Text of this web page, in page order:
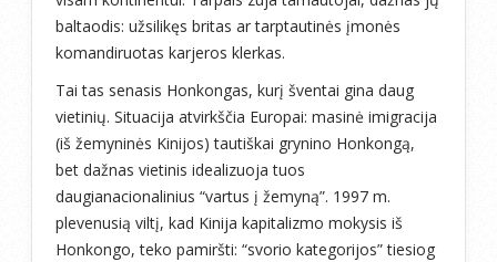
baltaodis: užsilikęs britas ar tarptautinės įmonės
komandiruotas karjeros klerkas.
Tai tas senasis Honkongas, kurį šventai gina daug
vietinių. Situacija atvirkščia Europai: masinė imigracija
(iš žemyninės Kinijos) tautiškai grynino Honkongą,
bet dažnas vietinis idealizuoja tuos
daugianacionalinius “vartus į žemyną”. 1997 m.
plevenusią viltį, kad Kinija kapitalizmo mokysis iš
Honkongo, teko pamiršti: “svorio kategorijos” tiesiog